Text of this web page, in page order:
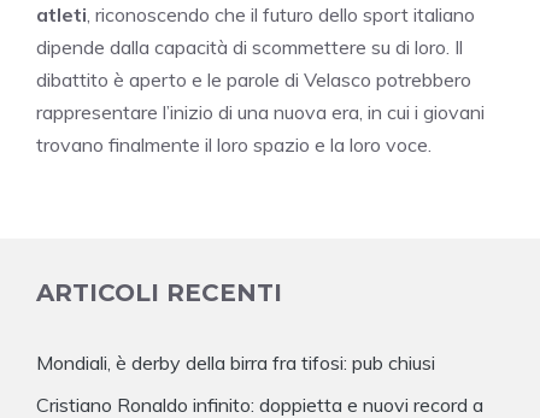
atleti , riconoscendo che il futuro dello sport italiano
dipende dalla capacità di scommettere su di loro. Il
dibattito è aperto e le parole di Velasco potrebbero
rappresentare l’inizio di una nuova era, in cui i giovani
trovano finalmente il loro spazio e la loro voce.
ARTICOLI RECENTI
Mondiali, è derby della birra fra tifosi: pub chiusi
Cristiano Ronaldo infinito: doppietta e nuovi record a